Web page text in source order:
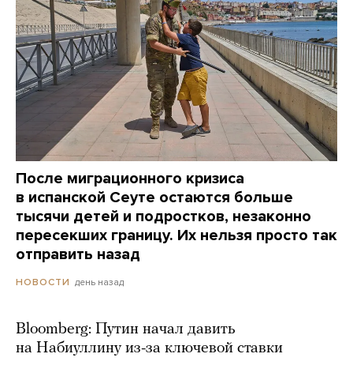
После миграционного кризиса
в испанской Сеуте остаются больше
тысячи детей и подростков, незаконно
пересекших границу. Их нельзя просто так
отправить назад
НОВОСТИ день назад
Bloomberg: Путин начал давить
на Набиуллину из-за ключевой ставки